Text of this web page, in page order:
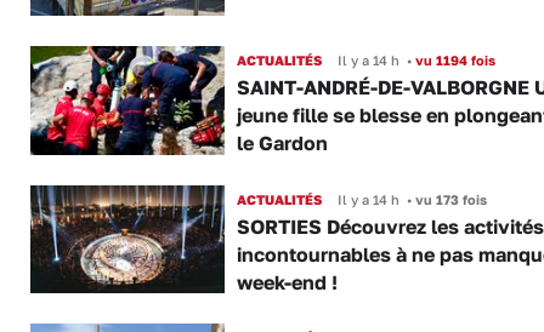
ACTUALITÉS Il y a 14 h •vu 1194 fois
SAINT-ANDRÉ-DE-VALBORGNE
jeune fille se blesse en
le Gardon
ACTUALITÉS Il y a 14 h •vu 173 fois
SORTIES Découvrez les activités
incontournables à ne pas
week-end !